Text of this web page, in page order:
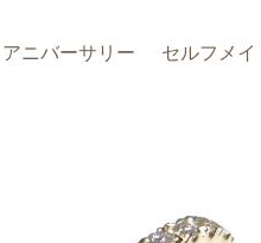
アニバーサリー セルフメイ